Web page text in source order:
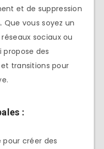
et de suppression
Que vous soyez un
sociaux ou
propose des
transitions pour
:
créer des